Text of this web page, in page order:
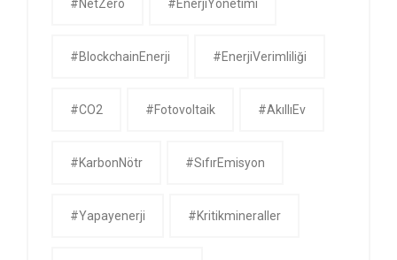
#NetZero #EnerjiYönetimi
#BlockchainEnerji #EnerjiVerimliliği
#CO2 #Fotovoltaik #AkıllıEv
#KarbonNötr #SıfırEmisyon
#yapayenerji #kritikmineraller